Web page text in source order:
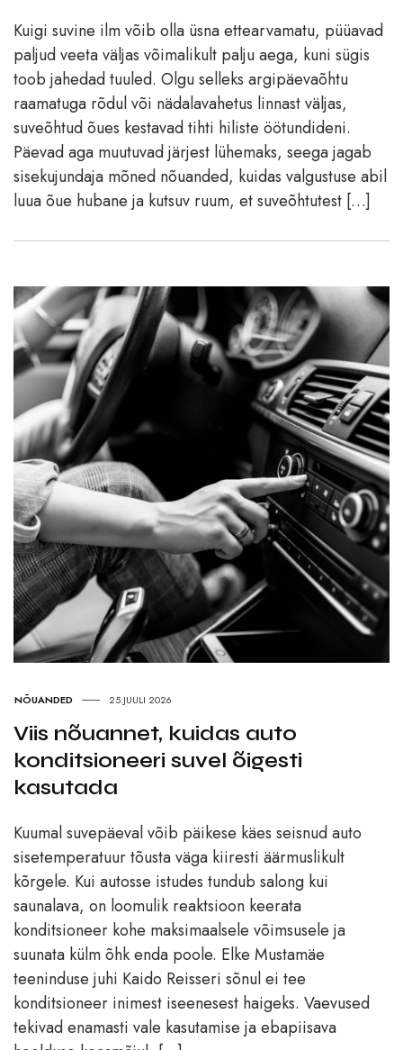
Kuigi suvine ilm võib olla üsna ettearvamatu, püüavad
paljud veeta väljas võimalikult palju aega, kuni sügis
toob jahedad tuuled. Olgu selleks argipäevaõhtu
raamatuga rõdul või nädalavahetus linnast väljas,
suveõhtud õues kestavad tihti hiliste öötundideni.
Päevad aga muutuvad järjest lühemaks, seega jagab
sisekujundaja mõned nõuanded, kuidas valgustuse abil
luua õue hubane ja kutsuv ruum, et suveõhtutest […]
NÕUANDED 25.JUULI 2026
Viis nõuannet, kuidas auto
konditsioneeri suvel õigesti
kasutada
Kuumal suvepäeval võib päikese käes seisnud auto
sisetemperatuur tõusta väga kiiresti äärmuslikult
kõrgele. Kui autosse istudes tundub salong kui
saunalava, on loomulik reaktsioon keerata
konditsioneer kohe maksimaalsele võimsusele ja
suunata külm õhk enda poole. Elke Mustamäe
teeninduse juhi Kaido Reisseri sõnul ei tee
konditsioneer inimest iseenesest haigeks. Vaevused
tekivad enamasti vale kasutamise ja ebapiisava